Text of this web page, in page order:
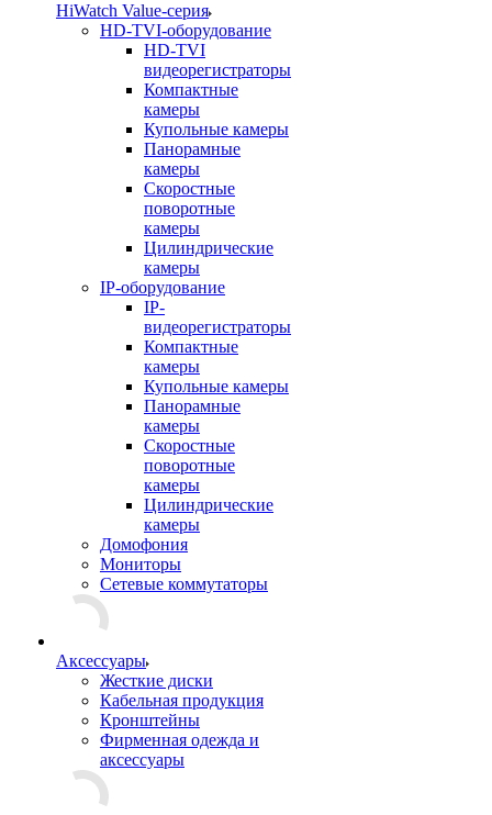
HiWatch Value-серия
HD-TVI-оборудование
HD-TVI
видеорегистраторы
Компактные
камеры
Купольные камеры
Панорамные
камеры
Скоростные
поворотные
камеры
Цилиндрические
камеры
IP-оборудование
IP-
видеорегистраторы
Компактные
камеры
Купольные камеры
Панорамные
камеры
Скоростные
поворотные
камеры
Цилиндрические
камеры
Домофония
Мониторы
Сетевые коммутаторы
Аксессуары
Жесткие диски
Кабельная продукция
Кронштейны
Фирменная одежда и
аксессуары